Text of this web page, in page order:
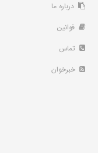
درباره ما
قوانین
تماس
خبرخوان